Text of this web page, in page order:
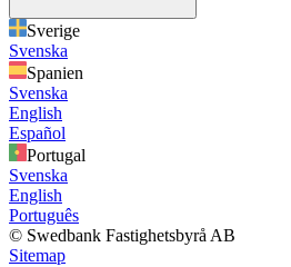
Sverige
Svenska
Spanien
Svenska
English
Español
Portugal
Svenska
English
Português
© Swedbank Fastighetsbyrå AB
Sitemap